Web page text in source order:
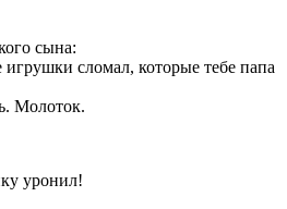
сына:
сломал, котоpые тебе папа
Молоток.
уронил!